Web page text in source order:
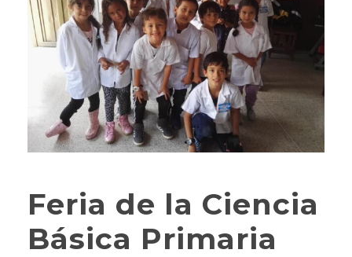
Feria de la Ciencia
Básica Primaria